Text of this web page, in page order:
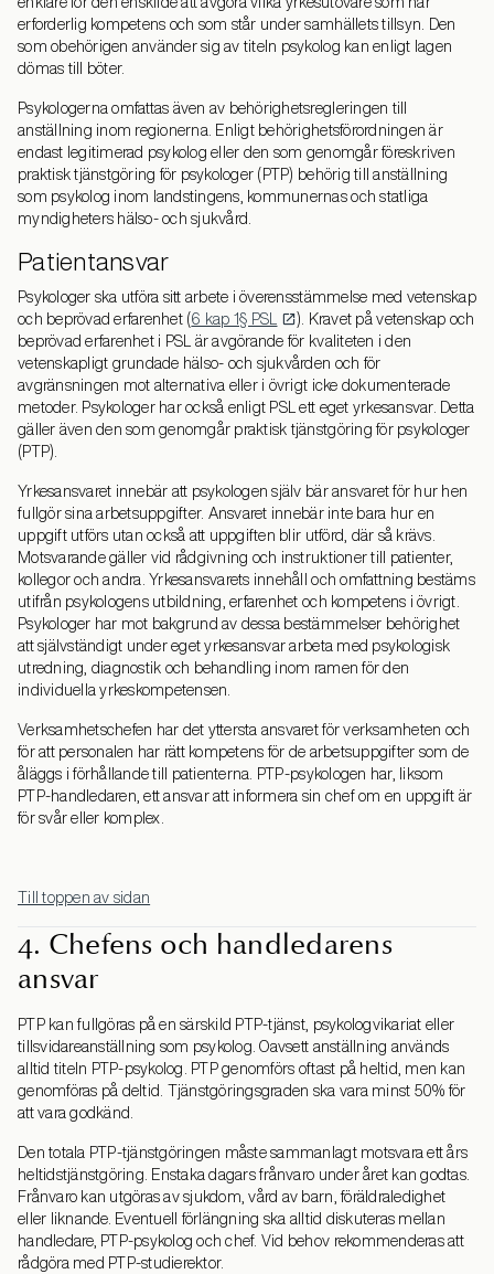
erforderlig kompetens och som står under samhällets tillsyn. Den
som obehörigen använder sig av titeln psykolog kan enligt lagen
dömas till böter.
Psykologerna omfattas även av behörighetsregleringen till
anställning inom regionerna. Enligt behörighetsförordningen är
endast legitimerad psykolog eller den som genomgår föreskriven
praktisk tjänstgöring för psykologer (PTP) behörig till anställning
som psykolog inom landstingens, kommunernas och statliga
myndigheters hälso- och sjukvård.
Patientansvar
Psykologer ska utföra sitt arbete i överensstämmelse med vetenskap
och beprövad erfarenhet (6 kap 1§ PSL
). Kravet på vetenskap och
beprövad erfarenhet i PSL är avgörande för kvaliteten i den
vetenskapligt grundade hälso- och sjukvården och för
avgränsningen mot alternativa eller i övrigt icke dokumenterade
metoder. Psykologer har också enligt PSL ett eget yrkesansvar. Detta
gäller även den som genomgår praktisk tjänstgöring för psykologer
(PTP).
Yrkesansvaret innebär att psykologen själv bär ansvaret för hur hen
fullgör sina arbetsuppgifter. Ansvaret innebär inte bara hur en
uppgift utförs utan också att uppgiften blir utförd, där så krävs.
Motsvarande gäller vid rådgivning och instruktioner till patienter,
kollegor och andra. Yrkesansvarets innehåll och omfattning bestäms
utifrån psykologens utbildning, erfarenhet och kompetens i övrigt.
Psykologer har mot bakgrund av dessa bestämmelser behörighet
att självständigt under eget yrkesansvar arbeta med psykologisk
utredning, diagnostik och behandling inom ramen för den
individuella yrkeskompetensen.
Verksamhetschefen har det yttersta ansvaret för verksamheten och
för att personalen har rätt kompetens för de arbetsuppgifter som de
åläggs i förhållande till patienterna. PTP-psykologen har, liksom
PTP-handledaren, ett ansvar att informera sin chef om en uppgift är
för svår eller komplex.
Till toppen av sidan
4. Chefens och handledarens
ansvar
PTP kan fullgöras på en särskild PTP-tjänst, psykologvikariat eller
tillsvidareanställning som psykolog. Oavsett anställning används
alltid titeln PTP-psykolog. PTP genomförs oftast på heltid, men kan
genomföras på deltid. Tjänstgöringsgraden ska vara minst 50% för
att vara godkänd.
Den totala PTP-tjänstgöringen måste sammanlagt motsvara ett års
heltidstjänstgöring. Enstaka dagars frånvaro under året kan godtas.
Frånvaro kan utgöras av sjukdom, vård av barn, föräldraledighet
eller liknande. Eventuell förlängning ska alltid diskuteras mellan
handledare, PTP-psykolog och chef. Vid behov rekommenderas att
rådgöra med PTP-studierektor.